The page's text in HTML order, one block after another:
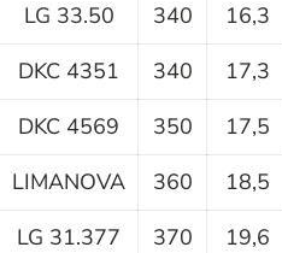
LG 33.50
340 16,3
DKC 4351
340 17,3
DKC 4569
350 17,5
LIMANOVA
360 18,5
LG 31.377
370 19,6